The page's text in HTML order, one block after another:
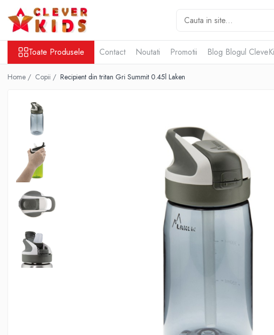
Toate Produsele
Copii
Termosuri pentru alimente
Sticla Aluminiu
Recipient tritan
Termosuri și recipiente termoizolante
Jucarii
Mama și copilul
Ingrijire personala
Servetele umede
Servetele Umede Copii
Biscuiti Bio pentru Copii
Oja pentru copii bio
Hidratare Adulti
Toate Produsele Contact Noutati Promotii Blog Blogul
Home / Copii / Recipient din tritan Gri Summit 0.45l Laken